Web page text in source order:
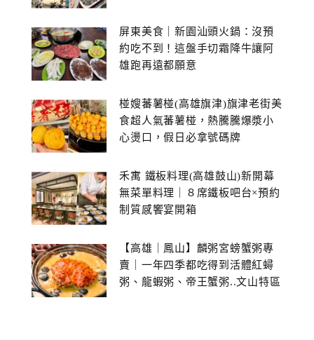
屏東美食｜新園汕頭火鍋：沒預
約吃不到！這盤手切霜降牛讓阿
雄跑再遠都願意
椪嫂蕃薯椪(高雄旗津)旗津老街美
食超人氣蕃薯椪，熱騰騰爆漿小
心燙口，假日必拿號碼牌
禾寓 鐵板料理(高雄鼓山)新開幕
無菜單料理｜８席鐵板吧台×預約
制質感饗宴開箱
【高雄｜鳳山】麟粥宮螃蟹粥專
賣｜一年四季都吃得到活體紅蟳
粥、龍蝦粥、帝王蟹粥..文山特區